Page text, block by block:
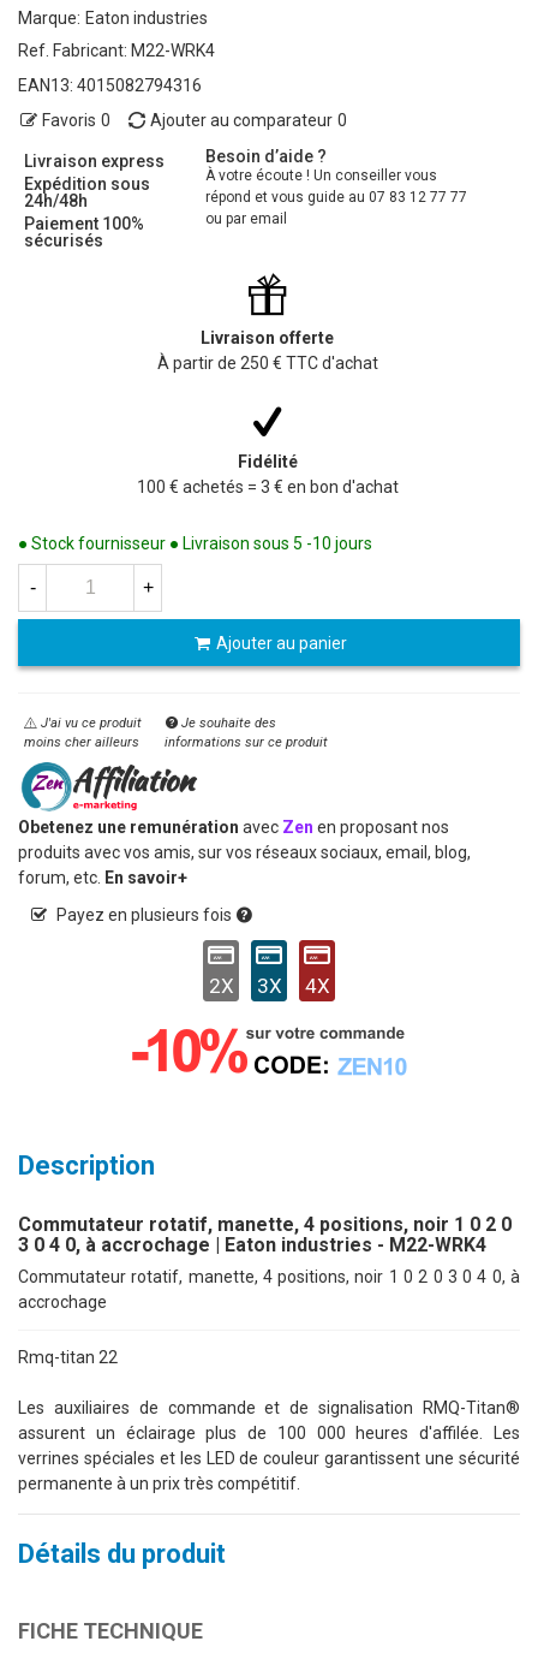
Marque: Eaton industries
Ref. Fabricant: M22-WRK4
EAN13: 4015082794316
Favoris 0 Ajouter au comparateur 0
Livraison express
Expédition sous
24h/48h
Paiement 100%
sécurisés
Besoin d’aide ?
À votre écoute ! Un conseiller vous
répond et vous guide au 07 83 12 77 77
ou par email
Livraison offerte
À partir de 250 € TTC d'achat
Fidélité
100 € achetés = 3 € en bon d'achat
● Stock fournisseur ● Livraison sous 5 -10 jours
- +
Ajouter au panier
J'ai vu ce produit
moins cher ailleurs
Je souhaite des
informations sur ce produit
Obetenez une remunération avec Zen en proposant nos
produits avec vos amis, sur vos réseaux sociaux, email, blog,
forum, etc. En savoir+
Payez en plusieurs fois
2X 3X 4X
Description
Commutateur rotatif, manette, 4 positions, noir 1 0 2 0
3 0 4 0, à accrochage | Eaton industries - M22-WRK4
Commutateur rotatif, manette, 4 positions, noir 1 0 2 0 3 0 4 0, à
accrochage
Rmq-titan 22
Les auxiliaires de commande et de signalisation RMQ-Titan®
assurent un éclairage plus de 100 000 heures d'affilée. Les
verrines spéciales et les LED de couleur garantissent une sécurité
permanente à un prix très compétitif.
Détails du produit
FICHE TECHNIQUE